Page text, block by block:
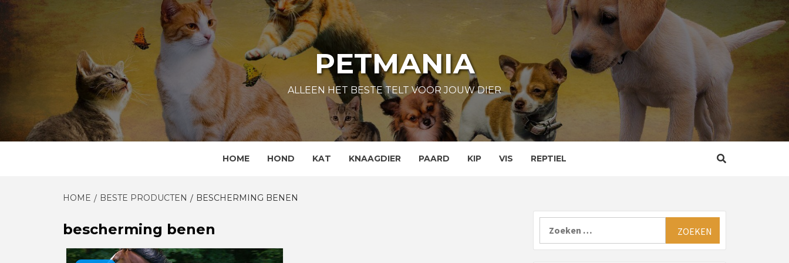
Skip
content
PETMANIA
ALLEEN HET BESTE TELT VOOR JOUW DIER
HOME HOND KAT KNAAGDIER PAARD KIP VIS REPTIEL
HOME BESTE PRODUCTEN BESCHERMING BENEN
bescherming benen